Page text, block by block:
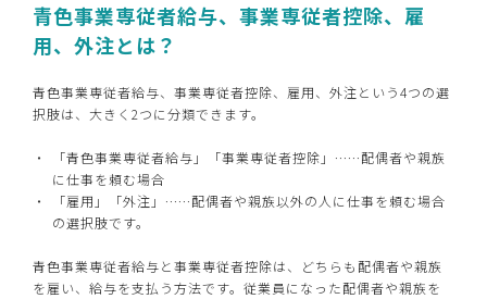
青色事業専従者給与、事業専従者控除、雇
用、外注とは？
青色事業専従者給与、事業専従者控除、雇用、外注という4つの選
択肢は、大きく2つに分類できます。
「青色事業専従者給与」「事業専従者控除」……配偶者や親族
に仕事を頼む場合
「雇用」「外注」……配偶者や親族以外の人に仕事を頼む場合
の選択肢です。
青色事業専従者給与と事業専従者控除は、どちらも配偶者や親族
を雇い、給与を支払う方法です。従業員になった配偶者や親族を